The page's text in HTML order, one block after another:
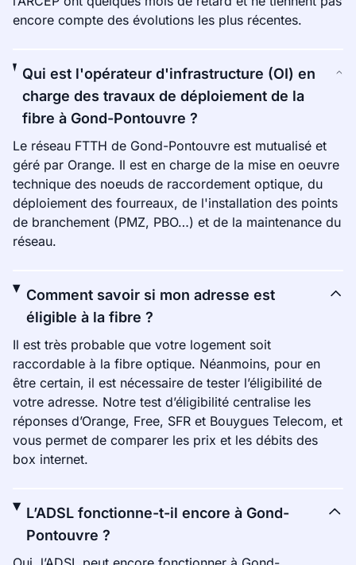
encore compte des évolutions les plus récentes.
Qui est l'opérateur d'infrastructure (OI) en
charge des travaux de déploiement de la
fibre à Gond-Pontouvre ?
Le réseau FTTH de Gond-Pontouvre est mutualisé et
géré par Orange. Il est en charge de la mise en oeuvre
technique des noeuds de raccordement optique, du
déploiement des fourreaux, de l'installation des points
de branchement (PMZ, PBO…) et de la maintenance du
réseau.
Comment savoir si mon adresse est
éligible à la fibre ?
Il est très probable que votre logement soit
raccordable à la fibre optique. Néanmoins, pour en
être certain, il est nécessaire de tester l’éligibilité de
votre adresse. Notre test d’éligibilité centralise les
réponses d’Orange, Free, SFR et Bouygues Telecom, et
vous permet de comparer les prix et les débits des
box internet.
L’ADSL fonctionne-t-il encore à Gond-
Pontouvre ?